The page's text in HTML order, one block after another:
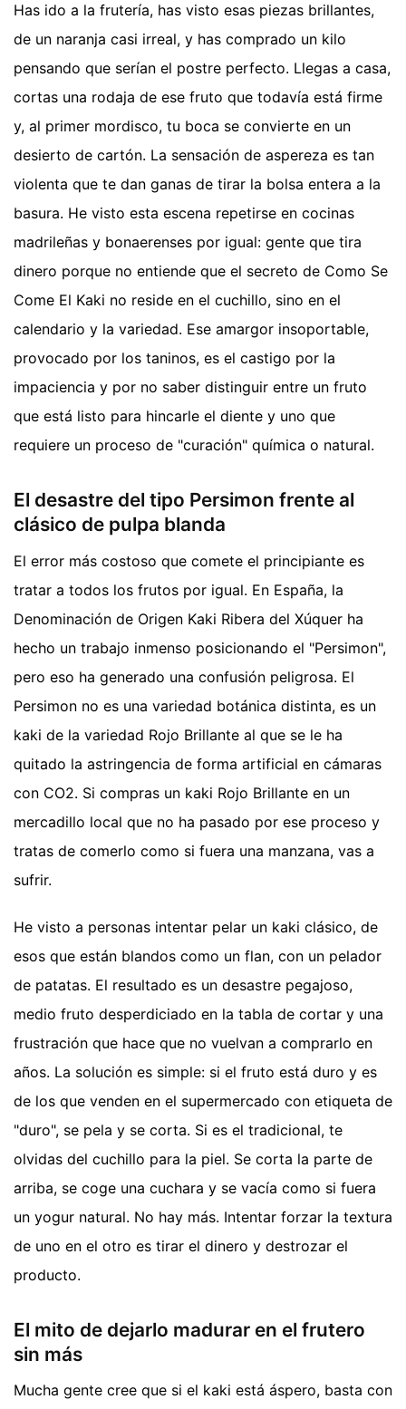
Has ido a la frutería, has visto esas piezas brillantes,
de un naranja casi irreal, y has comprado un kilo
pensando que serían el postre perfecto. Llegas a casa,
cortas una rodaja de ese fruto que todavía está firme
y, al primer mordisco, tu boca se convierte en un
desierto de cartón. La sensación de aspereza es tan
violenta que te dan ganas de tirar la bolsa entera a la
basura. He visto esta escena repetirse en cocinas
madrileñas y bonaerenses por igual: gente que tira
dinero porque no entiende que el secreto de Como Se
Come El Kaki no reside en el cuchillo, sino en el
calendario y la variedad. Ese amargor insoportable,
provocado por los taninos, es el castigo por la
impaciencia y por no saber distinguir entre un fruto
que está listo para hincarle el diente y uno que
requiere un proceso de "curación" química o natural.
El desastre del tipo Persimon frente al
clásico de pulpa blanda
El error más costoso que comete el principiante es
tratar a todos los frutos por igual. En España, la
Denominación de Origen Kaki Ribera del Xúquer ha
hecho un trabajo inmenso posicionando el "Persimon",
pero eso ha generado una confusión peligrosa. El
Persimon no es una variedad botánica distinta, es un
kaki de la variedad Rojo Brillante al que se le ha
quitado la astringencia de forma artificial en cámaras
con CO2. Si compras un kaki Rojo Brillante en un
mercadillo local que no ha pasado por ese proceso y
tratas de comerlo como si fuera una manzana, vas a
sufrir.
He visto a personas intentar pelar un kaki clásico, de
esos que están blandos como un flan, con un pelador
de patatas. El resultado es un desastre pegajoso,
medio fruto desperdiciado en la tabla de cortar y una
frustración que hace que no vuelvan a comprarlo en
años. La solución es simple: si el fruto está duro y es
de los que venden en el supermercado con etiqueta de
"duro", se pela y se corta. Si es el tradicional, te
olvidas del cuchillo para la piel. Se corta la parte de
arriba, se coge una cuchara y se vacía como si fuera
un yogur natural. No hay más. Intentar forzar la textura
de uno en el otro es tirar el dinero y destrozar el
producto.
El mito de dejarlo madurar en el frutero
sin más
Mucha gente cree que si el kaki está áspero, basta con